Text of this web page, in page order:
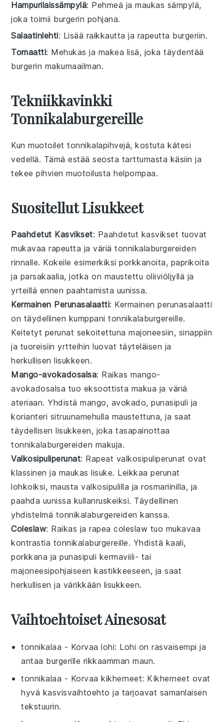
Hampurilaissämpylä: Pehmeä ja maukas sämpylä,
joka toimii burgerin pohjana.
Salaatinlehti: Lisää raikkautta ja rapeutta burgeriin.
Tomaatti: Mehukas ja makea lisä, joka täydentää
burgerin makumaailman.
Tekniikkavinkki
Tonnikalaburgereille
Kun muotoilettonnikalapihvejä, kostuta kätesi
vedellä. Tämä estää seosta tarttumasta käsiin ja
tekee pihvien muotoilusta helpompaa.
Suositellut Lisukkeet
Paahdetut Kasvikset: Paahdetut kasvikset tuovat
mukavaa rapeutta ja väriä tonnikalaburgereiden
rinnalle. Kokeile esimerkiksiporkkanoita, paprikoita
ja parsakaalia, jotka on maustettu oliiviöljyllä ja
yrteillä ennen paahtamista uunissa.
Kermainen Perunasalaatti: Kermainenperunasalaatti
on täydellinen kumppani tonnikalaburgereille.
Keitetyt perunat sekoitettunamajoneesiin, sinappiin
ja tuoreisiin yrtteihin luovat täyteläisen ja
herkullisen lisukkeen.
Mango-avokadosalsa: Raikas mango-
avokadosalsa tuo eksoottista makua ja väriä
ateriaan. Yhdistämango, avokado,punasipuli ja
korianteri sitruunamehulla maustettuna, ja saat
täydellisen lisukkeen, joka tasapainottaa
tonnikalaburgereiden makuja.
Valkosipuliperunat: Rapeat valkosipuliperunat ovat
klassinen ja maukas lisuke. Leikkaaperunat
lohkoiksi, maustavalkosipulilla jarosmariinilla, ja
paahda uunissa kullanruskeiksi. Täydellinen
yhdistelmä tonnikalaburgereiden kanssa.
Coleslaw: Raikas ja rapeacoleslaw tuo mukavaa
kontrastia tonnikalaburgereille. Yhdistä kaali,
porkkana japunasipuli kermaviili- tai
majoneesipohjaiseen kastikkeeseen, ja saat
herkullisen ja värikkään lisukkeen.
Vaihtoehtoiset Ainesosat
tonnikalaa - Korvaalohi: Lohi on rasvaisempi ja
antaa burgerille rikkaamman maun.
tonnikalaa - Korvaakikherneet: Kikherneet ovat
hyvä kasvisvaihtoehto ja tarjoavat samanlaisen
tekstuurin.